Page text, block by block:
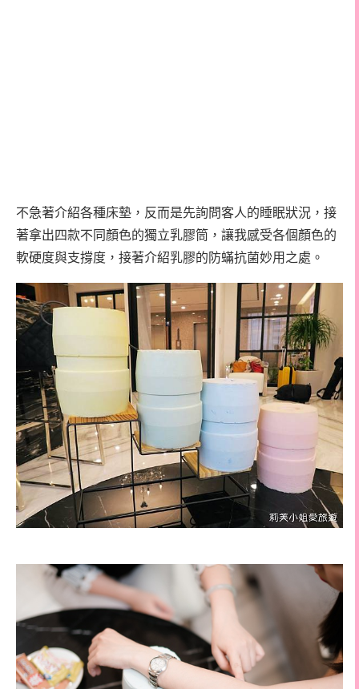
不急著介紹各種床墊，反而是先詢問客人的睡眠狀況，接
著拿出四款不同顏色的獨立乳膠筒，讓我感受各個顏色的
軟硬度與支撐度，接著介紹乳膠的防蟎抗菌妙用之處。